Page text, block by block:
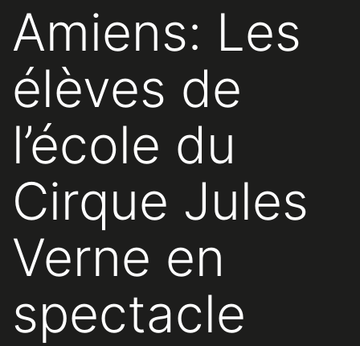
Amiens: Les
élèves de
l’école du
Cirque Jules
Verne en
spectacle